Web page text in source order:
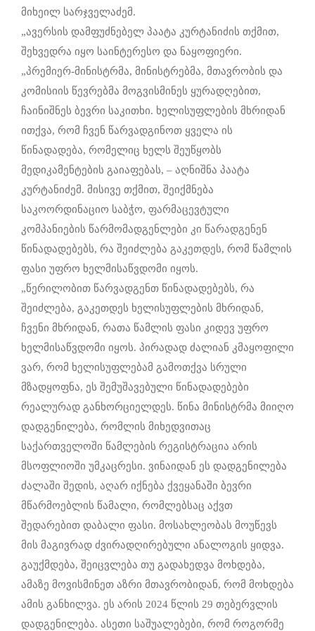
მიხეილ სარჯველაძემ.
„ავერსის დამფუძნებელ პაატა კურტანიძის თქმით,
შეხვედრა იყო საინტერესო და ნაყოფიერი.
„პრემიერ-მინისტრმა, მინისტრებმა, მთავრობის და
კომისიის წევრებმა მოგვისმინეს ყურადღებით,
ჩაინიშნეს ბევრი საკითხი. ხელისუფლების მხრიდან
ითქვა, რომ ჩვენ წარვადგინოთ ყველა ის
წინადადება, რომელიც ხელს შეუწყობს
მედიკამენტების გაიაფებას, – აღნიშნა პაატა
კურტანიძემ. მისივე თქმით, შეიქმნება
საკოორდინაციო საბჭო, ფარმაცევტული
კომპანიების წარმომადგენლები კი წარადგენენ
წინადადებებს, რა შეიძლება გაკეთდეს, რომ წამლის
ფასი უფრო ხელმისაწვდომი იყოს.
„წერილობით წარვადგენთ წინადადებებს, რა
შეიძლება, გაკეთდეს ხელისუფლების მხრიდან,
ჩვენი მხრიდან, რათა წამლის ფასი კიდევ უფრო
ხელმისაწვდომი იყოს. პირადად ძალიან კმაყოფილი
ვარ, რომ ხელისუფლებამ გამოთქვა სრული
მზადყოფნა, ეს შემუშავებული წინადადებები
რეალურად განხორციელდეს. წინა მინისტრმა მიიღო
დადგენილება, რომლის მიხედვითაც
საქართველოში წამლების რეგისტრაცია არის
მსოფლიოში უმკაცრესი. ვინაიდან ეს დადგენილება
ძალაში შედის, აღარ იქნება ქვეყანაში ბევრი
მწარმოებლის წამალი, რომლებსაც აქვთ
შედარებით დაბალი ფასი. მოსახლეობას მოუწევს
მის მაგივრად ძვირადღირებული ანალოგის ყიდვა.
გაუქმდება, შეიცვლება თუ გადახედვა მოხდება,
ამაზე მოვისმინეთ აზრი მთავრობიდან, რომ მოხდება
ამის განხილვა. ეს არის 2024 წლის 29 თებერვლის
დადგენილება. ასეთი საშუალებები, რომ როგორმე